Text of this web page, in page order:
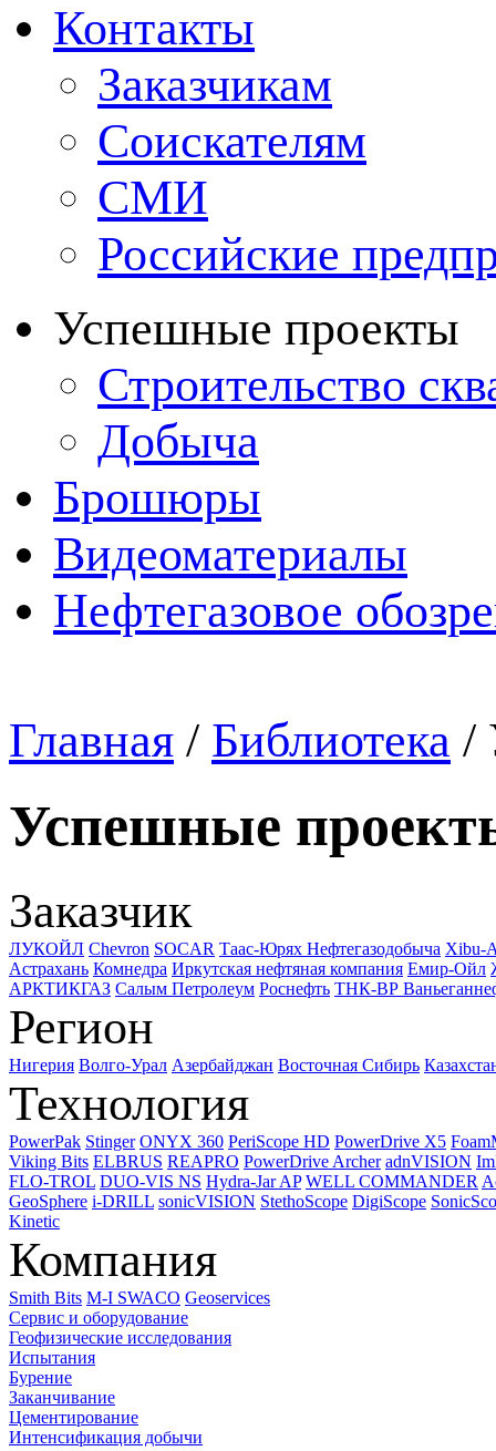
Контакты
Заказчикам
Соискателям
СМИ
Российские
Успешные проекты
Строительство
Добыча
Брошюры
Видеоматериалы
Нефтегазовое
Главная / Библиотека /
Успешные
Заказчик
ЛУКОЙЛ Chevron SOCAR Таас-Юрях Нефтегазодобыча Xibu-
Астрахань Комнедра Иркутская нефтяная компания Емир-Ойл
АРКТИКГАЗ Салым Петролеум Роснефть ТНК-ВР
Регион
Нигерия Волго-Урал Азербайджан Восточная Сибирь
Технология
PowerPak Stinger ONYX 360 PeriScope HD PowerDrive X5
Viking Bits ELBRUS REAPRO PowerDrive Archer adnVISION
FLO-TROL DUO-VIS NS Hydra-Jar AP WELL COMMANDER
GeoSphere i-DRILL sonicVISION StethoScope DigiScope
Kinetic
Компания
Smith Bits M-I SWACO Geoservices
Сервис и оборудование
Геофизические исследования
Испытания
Бурение
Заканчивание
Цементирование
Интенсификация добычи